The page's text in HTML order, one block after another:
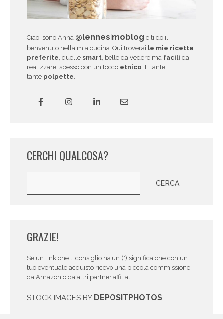
Ciao, sono Anna @lennesimoblog e ti do il
benvenuto nella mia cucina. Qui troverai le mie ricette
preferite , quelle smart , belle da vedere ma facili da
realizzare, spesso con un tocco etnico . E tante,
tante polpette
CERCHI QUALCOSA?
CERCA
GRAZIE!
Se un link che ti consiglio ha un (*) significa che con un
tuo eventuale acquisto ricevo una piccola commissione
da Amazon o da altri partner affiliati.
STOCK IMAGES BY DEPOSITPHOTOS